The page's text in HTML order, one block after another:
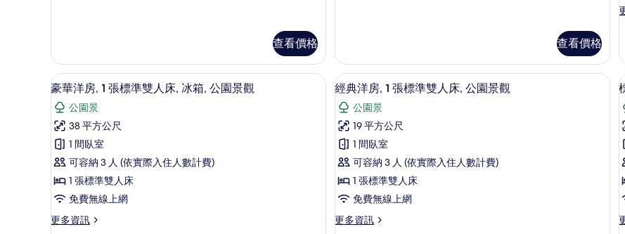
的
詳
情
查看價格
相
片
多
張
床
的
詳
情
查看價格
的
顯
示
豪
華
洋
房,
1
張
標
豪華洋房, 1 張標準雙人床, 冰箱, 公園景觀 | 書桌、遮光布/窗簾、免費搖籃/嬰兒床、免費無線上網
6
豪華洋房, 1 張標準雙人床, 冰箱, 公園景觀
公園景
38 平方公尺
1 間臥室
可容納 3 人 (依實際入住人數計費)
1 張標準雙人床
免費無線上網
更多資訊
更
顯
示
經
典
洋
房,
1
張
標
經典洋房, 1 張標準雙人床, 公園景觀
5
經典洋房, 1 張標準雙人床, 公園景觀
公園景
19 平方公尺
1 間臥室
可容納 3 人 (依實際入住人數計費)
1 張標準雙人床
免費無線上網
更多資訊
更
2